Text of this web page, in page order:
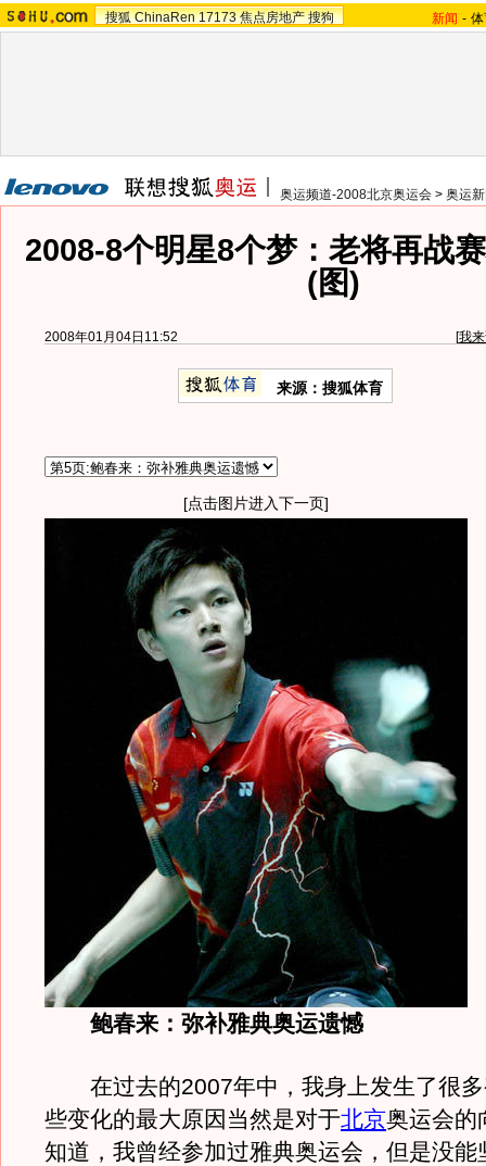
搜狐 ChinaRen 17173 焦点房地产 搜狗 新闻 -
奥运频道-2008北京奥运会 > 奥运
2008-8个明星8个梦：老将再战
(图)
2008年01月04日11:52 [我
来源：搜狐体育
[点击图片进入下一页]
鲍春来：弥补雅典奥运遗憾
在过去的2007年中，我身上发生了很多
些变化的最大原因当然是对于北京奥运会的
知道，我曾经参加过雅典奥运会，但是没能